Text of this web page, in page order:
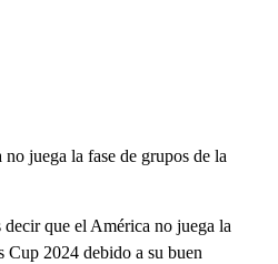
juega la fase de grupos de la
decir que el América no juega la
Cup 2024 debido a su buen